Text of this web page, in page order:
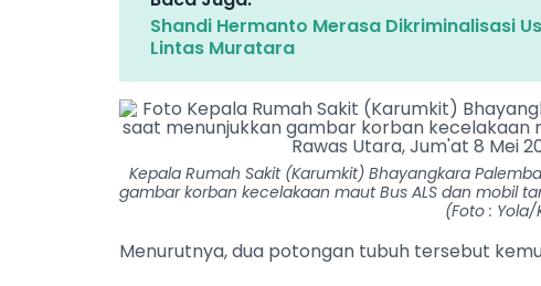
Shandi Hermanto Merasa Dikriminalisasi
Lintas Muratara
Kepala Rumah Sakit (Karumkit) Bhayangkara
gambar korban kecelakaan maut Bus ALS dan mobil
(Foto :
Menurutnya, dua potongan tubuh tersebut